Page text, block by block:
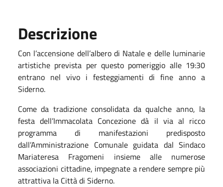
Descrizione
Con l’accensione dell’albero di Natale e delle luminarie
artistiche prevista per questo pomeriggio alle 19:30
entrano nel vivo i festeggiamenti di fine anno a
Siderno.
Come da tradizione consolidata da qualche anno, la
festa dell’Immacolata Concezione dà il via al ricco
programma di manifestazioni predisposto
dall’Amministrazione Comunale guidata dal Sindaco
Mariateresa Fragomeni insieme alle numerose
associazioni cittadine, impegnate a rendere sempre più
attrattiva la Città di Siderno.